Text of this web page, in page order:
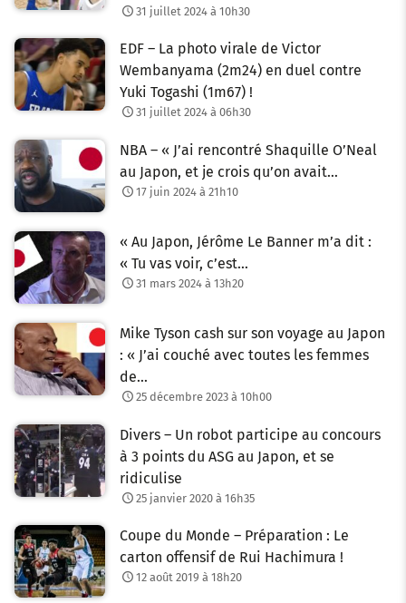
31 juillet 2024 à 10h30
EDF – La photo virale de Victor
Wembanyama (2m24) en duel contre
Yuki Togashi (1m67) !
31 juillet 2024 à 06h30
NBA – « J’ai rencontré Shaquille O’Neal
au Japon, et je crois qu’on avait…
17 juin 2024 à 21h10
« Au Japon, Jérôme Le Banner m’a dit :
« Tu vas voir, c’est…
31 mars 2024 à 13h20
Mike Tyson cash sur son voyage au Japon
: « J’ai couché avec toutes les femmes
de…
25 décembre 2023 à 10h00
Divers – Un robot participe au concours
à 3 points du ASG au Japon, et se
ridiculise
25 janvier 2020 à 16h35
Coupe du Monde – Préparation : Le
carton offensif de Rui Hachimura !
12 août 2019 à 18h20